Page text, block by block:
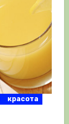
красота